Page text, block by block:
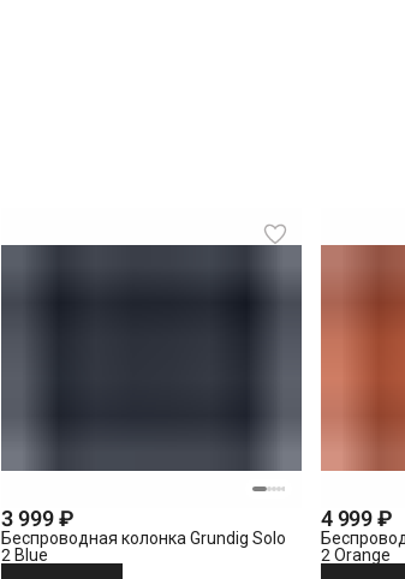
3 999 ₽
Беспроводная колонка Grundig Solo
2 Blue
4 999 ₽
2 Orange